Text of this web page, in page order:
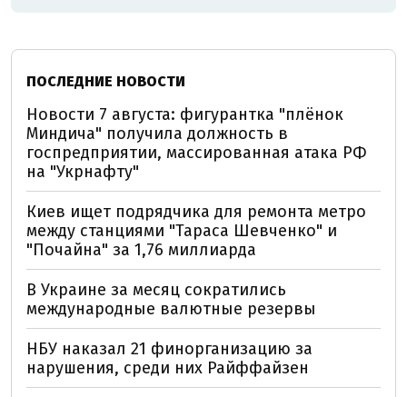
ПОСЛЕДНИЕ НОВОСТИ
Новости 7 августа: фигурантка "плёнок
Миндича" получила должность в
госпредприятии, массированная атака РФ
на "Укрнафту"
Киев ищет подрядчика для ремонта метро
между станциями "Тараса Шевченко" и
"Почайна" за 1,76 миллиарда
В Украине за месяц сократились
международные валютные резервы
НБУ наказал 21 финорганизацию за
нарушения, среди них Райффайзен